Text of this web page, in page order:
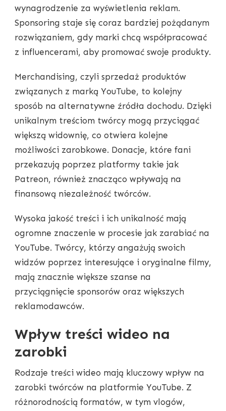
wynagrodzenie za wyświetlenia reklam.
Sponsoring staje się coraz bardziej pożądanym
rozwiązaniem, gdy marki chcą współpracować
z influencerami, aby promować swoje produkty.
Merchandising, czyli sprzedaż produktów
związanych z marką YouTube, to kolejny
sposób na alternatywne źródła dochodu. Dzięki
unikalnym treściom twórcy mogą przyciągać
większą widownię, co otwiera kolejne
możliwości zarobkowe. Donacje, które fani
przekazują poprzez platformy takie jak
Patreon, również znacząco wpływają na
finansową niezależność twórców.
Wysoka jakość treści i ich unikalność mają
ogromne znaczenie w procesie jak zarabiać na
YouTube. Twórcy, którzy angażują swoich
widzów poprzez interesujące i oryginalne filmy,
mają znacznie większe szanse na
przyciągnięcie sponsorów oraz większych
reklamodawców.
Wpływ treści wideo na
zarobki
Rodzaje treści wideo mają kluczowy wpływ na
zarobki twórców na platformie YouTube. Z
różnorodnością formatów, w tym vlogów,